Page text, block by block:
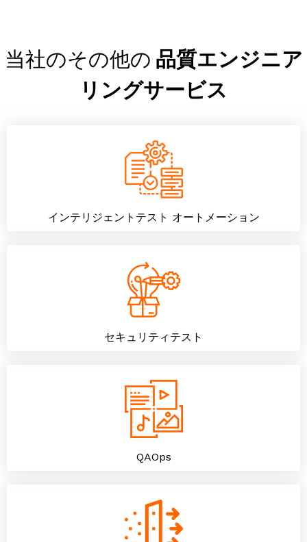
当社のその他の 品質エンジニア
リングサービス
インテリジェントテスト オートメーション
セキュリティテスト
QAOps